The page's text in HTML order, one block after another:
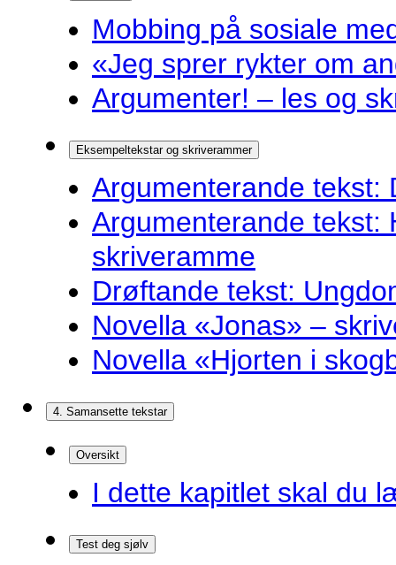
Mobbing på sosiale
«Jeg sprer rykter om
Argumenter! – les og
Eksempeltekstar og skriverammer
Argumenterande tekst:
Argumenterande tekst:
skriveramme
Drøftande tekst:
Novella «Jonas» –
Novella «Hjorten i
4. Samansette tekstar
Oversikt
I dette kapitlet skal du
Test deg sjølv